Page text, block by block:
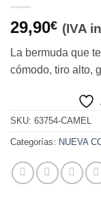
29,90€ (IVA
La bermuda que
cómodo, tiro alto,
SKU: 63754-CAMEL
Categorías: NUEVA